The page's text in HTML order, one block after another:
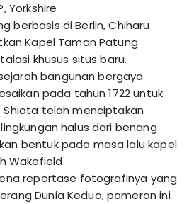
Yorkshire
berbasis di Berlin, Chiharu
Kapel Taman Patung
khusus situs baru.
bangunan bergaya
pada tahun 1722 untuk
Shiota telah menciptakan
halus dari benang
bentuk pada masa lalu kapel.
Wakefield
reportase fotografinya yang
Dunia Kedua, pameran ini